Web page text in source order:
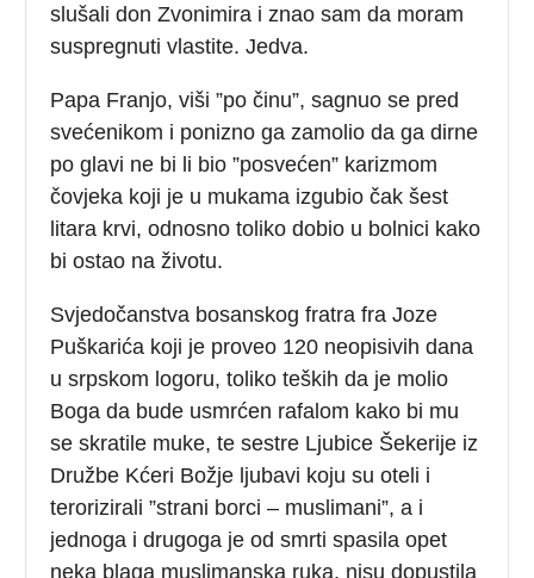
slušali don Zvonimira i znao sam da moram
suspregnuti vlastite. Jedva.
Papa Franjo, viši ”po činu”, sagnuo se pred
svećenikom i ponizno ga zamolio da ga dirne
po glavi ne bi li bio ”posvećen” karizmom
čovjeka koji je u mukama izgubio čak šest
litara krvi, odnosno toliko dobio u bolnici kako
bi ostao na životu.
Svjedočanstva bosanskog fratra fra Joze
Puškarića koji je proveo 120 neopisivih dana
u srpskom logoru, toliko teških da je molio
Boga da bude usmrćen rafalom kako bi mu
se skratile muke, te sestre Ljubice Šekerije iz
Družbe Kćeri Božje ljubavi koju su oteli i
terorizirali ”strani borci – muslimani”, a i
jednoga i drugoga je od smrti spasila opet
neka blaga muslimanska ruka, nisu dopustila